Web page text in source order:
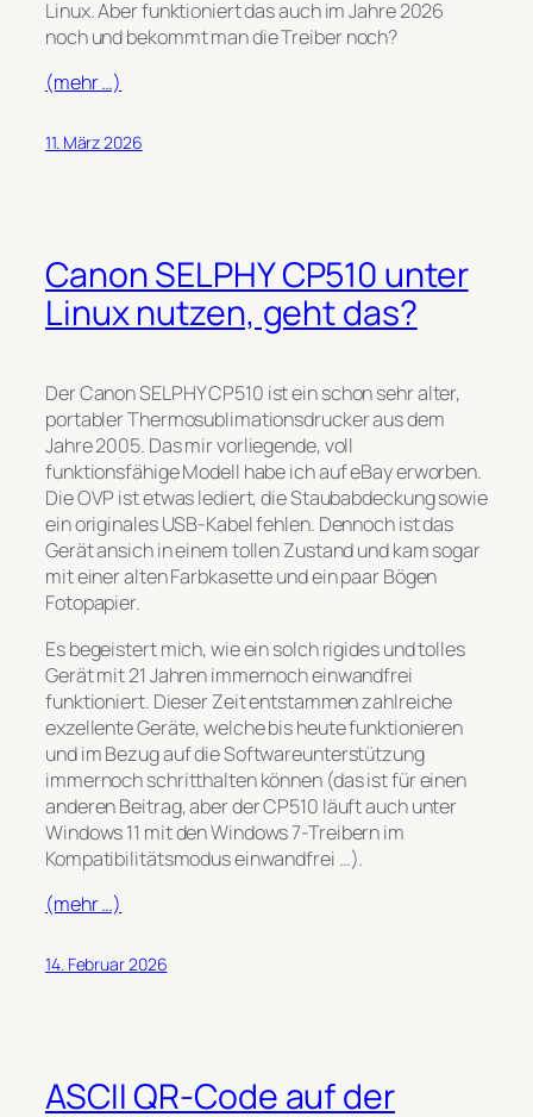
Linux. Aber funktioniert das auch im Jahre 2026
noch und bekommt man die Treiber noch?
(mehr …)
11. März 2026
Canon SELPHY CP510 unter
Linux nutzen, geht das?
Der Canon SELPHY CP510 ist ein schon sehr alter,
portabler Thermosublimationsdrucker aus dem
Jahre 2005. Das mir vorliegende, voll
funktionsfähige Modell habe ich auf eBay erworben.
Die OVP ist etwas lediert, die Staubabdeckung sowie
ein originales USB-Kabel fehlen. Dennoch ist das
Gerät ansich in einem tollen Zustand und kam sogar
mit einer alten Farbkasette und ein paar Bögen
Fotopapier.
Es begeistert mich, wie ein solch rigides und tolles
Gerät mit 21 Jahren immernoch einwandfrei
funktioniert. Dieser Zeit entstammen zahlreiche
exzellente Geräte, welche bis heute funktionieren
und im Bezug auf die Softwareunterstützung
immernoch schritthalten können (das ist für einen
anderen Beitrag, aber der CP510 läuft auch unter
Windows 11 mit den Windows 7-Treibern im
Kompatibilitätsmodus einwandfrei …).
(mehr …)
14. Februar 2026
ASCII QR-Code auf der